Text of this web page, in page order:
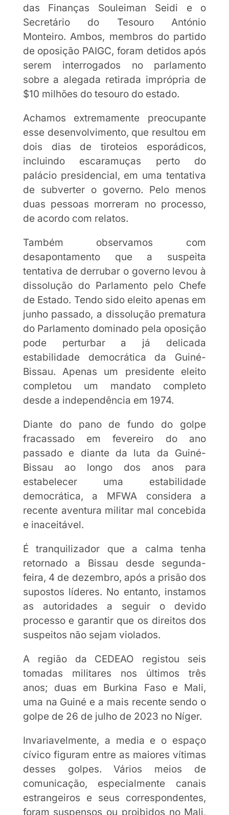
das Finanças Souleiman Seidi e o
Secretário do Tesouro António
Monteiro. Ambos, membros do partido
de oposição PAIGC, foram detidos após
serem interrogados no parlamento
sobre a alegada retirada imprópria de
$10 milhões do tesouro do estado.
Achamos extremamente preocupante
esse desenvolvimento, que resultou em
dois dias de tiroteios esporádicos,
incluindo escaramuças perto do
palácio presidencial, em uma tentativa
de subverter o governo. Pelo menos
duas pessoas morreram no processo,
de acordo com relatos.
Também observamos com
desapontamento que a suspeita
tentativa de derrubar o governo levou à
dissolução do Parlamento pelo Chefe
de Estado. Tendo sido eleito apenas em
junho passado, a dissolução prematura
do Parlamento dominado pela oposição
pode perturbar a já delicada
estabilidade democrática da Guiné-
Bissau. Apenas um presidente eleito
completou um mandato completo
desde a independência em 1974.
Diante do pano de fundo do golpe
fracassado em fevereiro do ano
passado e diante da luta da Guiné-
Bissau ao longo dos anos para
estabelecer uma estabilidade
democrática, a MFWA considera a
recente aventura militar mal concebida
e inaceitável.
É tranquilizador que a calma tenha
retornado a Bissau desde segunda-
feira, 4 de dezembro, após a prisão dos
supostos líderes. No entanto, instamos
as autoridades a seguir o devido
processo e garantir que os direitos dos
suspeitos não sejam violados.
A região da CEDEAO registou seis
tomadas militares nos últimos três
anos; duas em Burkina Faso e Mali,
uma na Guiné e a mais recente sendo o
golpe de 26 de julho de 2023 no Níger.
Invariavelmente, a media e o espaço
cívico figuram entre as maiores vítimas
desses golpes. Vários meios de
comunicação, especialmente canais
estrangeiros e seus correspondentes,
foram suspensos ou proibidos no Mali,